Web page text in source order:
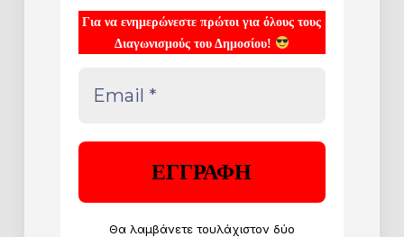
Για να ενημερώνεστε πρώτοι για όλους τους
Διαγωνισμούς του Δημοσίου!
Θα λαμβάνετε τουλάχιστον δύο